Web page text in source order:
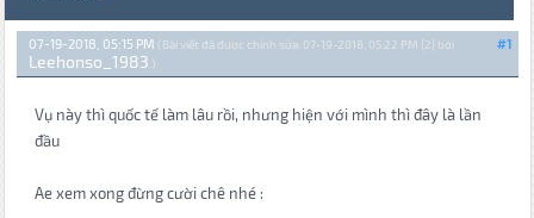
#1
07-19-2018, 05:15 PM (Bài viết đã được chỉnh sửa: 07-19-2018, 05:22 PM {2} bởi
Leehonso_1983 .)
Vụ này thì quốc tế làm lâu rồi, nhưng hiện với mình thì đây là lần
đầu
Ae xem xong đừng cười chê nhé :